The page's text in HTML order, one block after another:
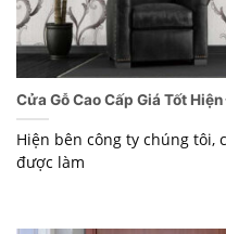
Cửa Gỗ Cao Cấp Giá Tốt
Hiện bên công ty chúng tôi,
được làm